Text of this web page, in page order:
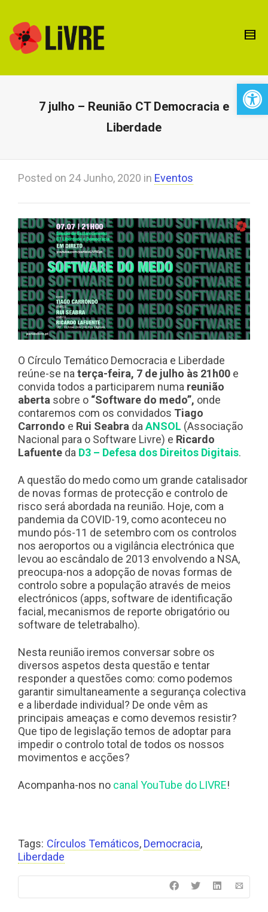
7 julho – Reunião CT Democracia e
Liberdade
Posted on 24 Junho, 2020 in Eventos
O Círculo Temático Democracia e Liberdade
reúne-se na terça-feira, 7 de julho às 21h00 e
convida todos a participarem numa reunião
aberta sobre o “Software do medo”, onde
contaremos com os convidados Tiago
Carrondo e Rui Seabra da ANSOL (Associação
Nacional para o Software Livre) e Ricardo
Lafuente da D3 – Defesa dos Direitos Digitais.
A questão do medo como um grande catalisador
de novas formas de protecção e controlo de
risco será abordada na reunião. Hoje, com a
pandemia da COVID-19, como aconteceu no
mundo pós-11 de setembro com os controlos
nos aeroportos ou a vigilância electrónica que
levou ao escândalo de 2013 envolvendo a NSA,
preocupa-nos a adopção de novas formas de
controlo sobre a população através de meios
electrónicos (apps, software de identificação
facial, mecanismos de reporte obrigatório ou
software de teletrabalho).
Nesta reunião iremos conversar sobre os
diversos aspetos desta questão e tentar
responder a questões como: como podemos
garantir simultaneamente a segurança colectiva
e a liberdade individual? De onde vêm as
principais ameaças e como devemos resistir?
Que tipo de legislação temos de adoptar para
impedir o controlo total de todos os nossos
movimentos e acções?
Acompanha-nos no canal YouTube do LIVRE!
Tags: Círculos Temáticos, Democracia,
Liberdade